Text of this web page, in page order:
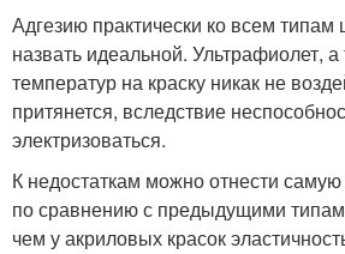
Адгезию практически ко всем типам
назвать идеальной. Ультрафиолет,
температур на краску никак не
притянется, вследствие
электризоваться.
К недостаткам можно отнести
по сравнению с предыдущими
чем у акриловых красок